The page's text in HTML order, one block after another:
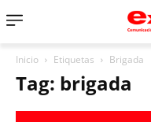
Inicio Etiquetas Brigada
Tag: brigada